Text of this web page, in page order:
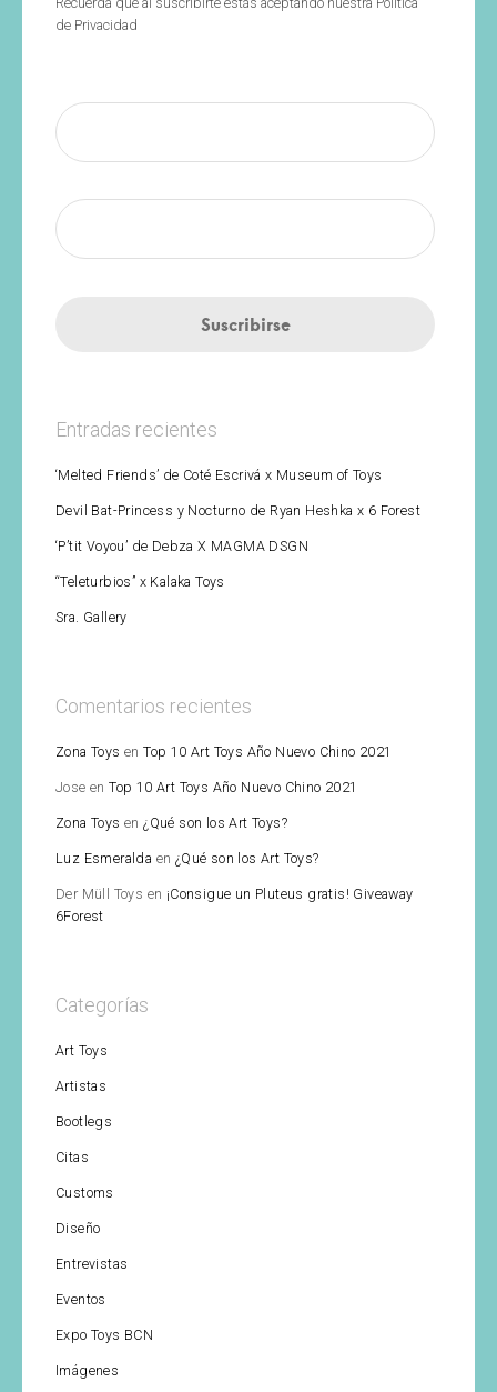
de Privacidad
Entradas recientes
‘Melted Friends’ de Coté Escrivá x Museum of Toys
Devil Bat-Princess y Nocturno de Ryan Heshka x 6 Forest
‘P’tit Voyou’ de Debza X MAGMA DSGN
“Teleturbios” x Kalaka Toys
Sra. Gallery
Comentarios recientes
Zona Toys enTop 10 Art Toys Año Nuevo Chino 2021
Jose enTop 10 Art Toys Año Nuevo Chino 2021
Zona Toys en¿Qué son los Art Toys?
Luz Esmeralda en ¿Qué son los Art Toys?
Der Müll Toys en ¡Consigue un Pluteus gratis! Giveaway
6Forest
Categorías
Art Toys
Artistas
Bootlegs
Citas
Customs
Diseño
Entrevistas
Eventos
Expo Toys BCN
Imágenes